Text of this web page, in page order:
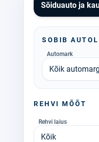
Sõiduauto ja
SOBIB
Automark
Kõik
REHVI MÕÕT
Rehvi laius
Kõik